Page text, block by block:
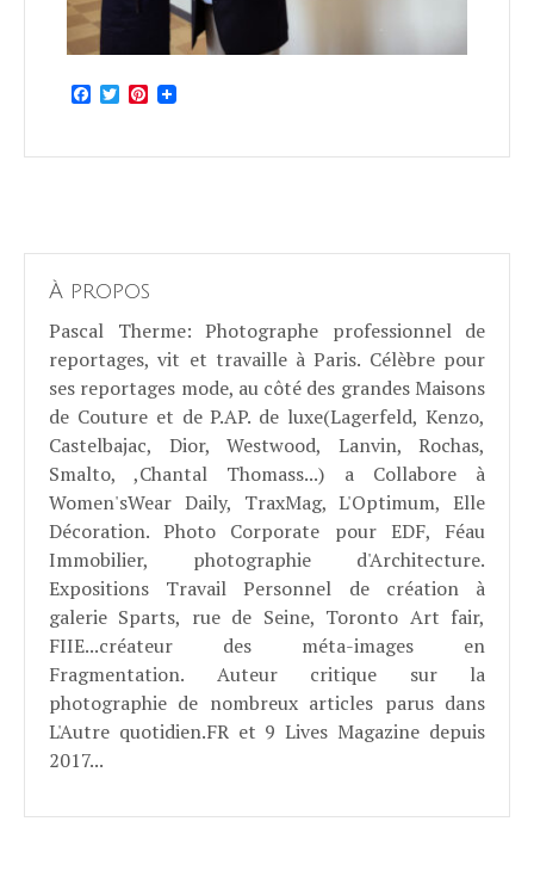
Facebook
TwitterPinterest
À propos
Pascal Therme: Photographe professionnel de
reportages, vit et travaille à Paris. Célèbre pour
ses reportages mode, au côté des grandes Maisons
de Couture et de P.AP. de luxe(Lagerfeld, Kenzo,
Castelbajac, Dior, Westwood, Lanvin, Rochas,
Smalto, ,Chantal Thomass...) a Collabore à
Women'sWear Daily, TraxMag, L'Optimum, Elle
Décoration. Photo Corporate pour EDF, Féau
Immobilier, photographie d'Architecture.
Expositions Travail Personnel de création à
galerie Sparts, rue de Seine, Toronto Art fair,
FIIE...créateur des méta-images en
Fragmentation. Auteur critique sur la
photographie de nombreux articles parus dans
L'Autre quotidien.FR et 9 Lives Magazine depuis
2017...